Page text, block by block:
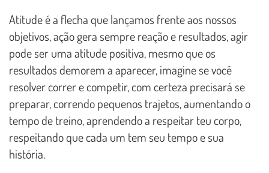
Atitude é a flecha que lançamos frente aos nossos
objetivos, ação gera sempre reação e resultados, agir
pode ser uma atitude positiva, mesmo que os
resultados demorem a aparecer, imagine se você
resolver correr e competir, com certeza precisará se
preparar, correndo pequenos trajetos, aumentando o
tempo de treino, aprendendo a respeitar teu corpo,
respeitando que cada um tem seu tempo e sua
história.